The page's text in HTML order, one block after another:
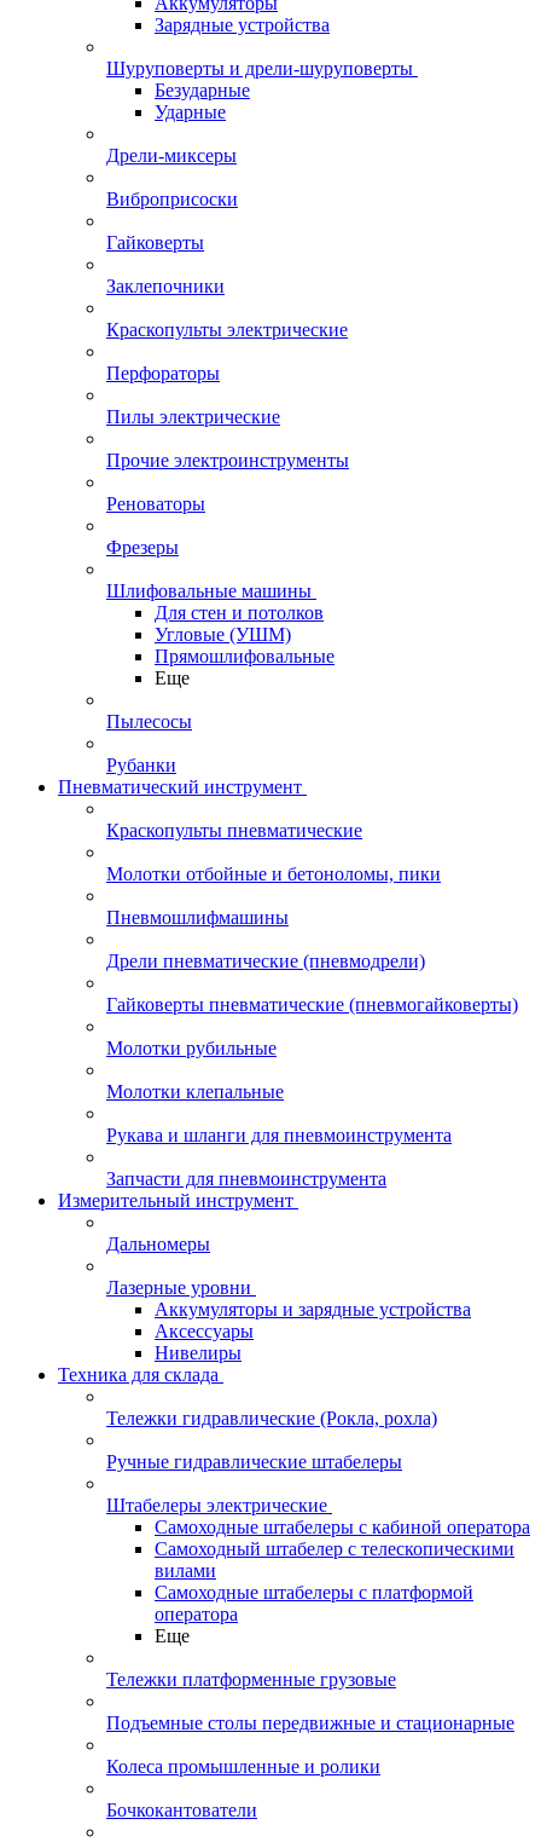
Зарядные устройства
Шуруповерты и дрели-шуруповерты
Безударные
Ударные
Дрели-миксеры
Виброприсоски
Гайковерты
Заклепочники
Краскопульты электрические
Перфораторы
Пилы электрические
Прочие электроинструменты
Реноваторы
Фрезеры
Шлифовальные машины
Для стен и потолков
Угловые (УШМ)
Прямошлифовальные
Еще
Пылесосы
Рубанки
Пневматический инструмент
Краскопульты пневматические
Молотки отбойные и бетоноломы, пики
Пневмошлифмашины
Дрели пневматические (пневмодрели)
Гайковерты пневматические (пневмогайковерты)
Молотки рубильные
Молотки клепальные
Рукава и шланги для пневмоинструмента
Запчасти для пневмоинструмента
Измерительный инструмент
Дальномеры
Лазерные уровни
Аккумуляторы и зарядные устройства
Аксессуары
Нивелиры
Техника для склада
Тележки гидравлические (Рокла, рохла)
Ручные гидравлические штабелеры
Штабелеры электрические
Самоходные штабелеры с кабиной оператора
Самоходный штабелер с телескопическими
вилами
Самоходные штабелеры с платформой
оператора
Еще
Тележки платформенные грузовые
Подъемные столы передвижные и стационарные
Колеса промышленные и ролики
Бочкокантователи